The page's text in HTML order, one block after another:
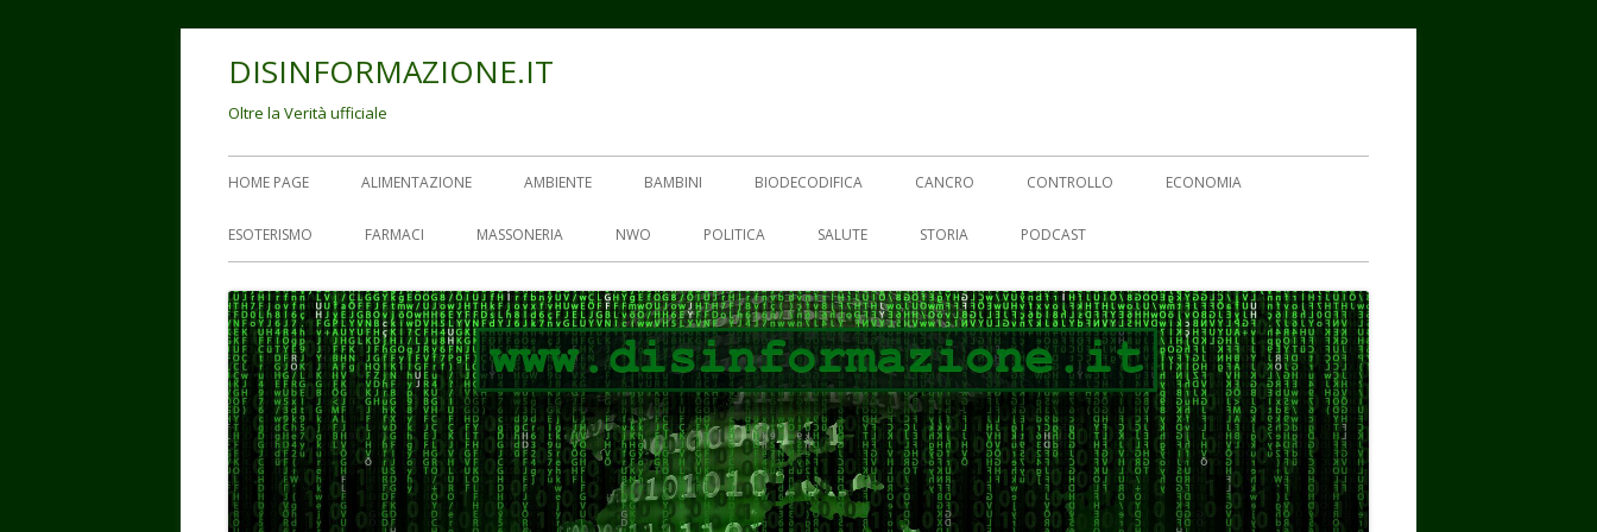
DISINFORMAZIONE.IT
Oltre la Verità ufficiale
Menu
principale
HOME PAGE ALIMENTAZIONE AMBIENTE BAMBINI BIODECODIFICA CANCRO CONTROLLO ECONOMIA
ESOTERISMO FARMACI MASSONERIA NWO POLITICA SALUTE STORIA PODCAST